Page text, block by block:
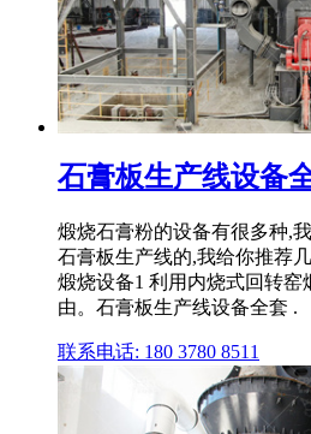
石膏板生产线设备
煅烧石膏粉的设备有很多种,
石膏板生产线的,我给你推荐
煅烧设备1 利用内烧式回转窑
由。石膏板生产线设备全套 .
联系电话: 180 3780 8511